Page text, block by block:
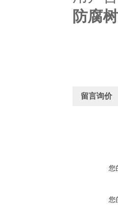
防腐
留言询价
您
您